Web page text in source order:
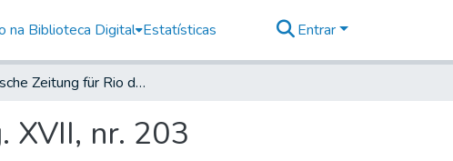
na Biblioteca Digital Estatísticas Entrar
Deutsche Zeitung für Rio de Janeiro, 1913, Jahrg. XVII, nr. 203
XVII, nr. 203